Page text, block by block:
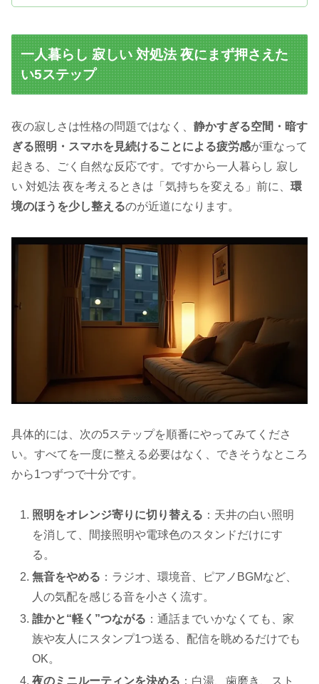
一人暮らし 寂しい 対処法 夜にまず押さえた
い5ステップ
夜の寂しさは性格の問題ではなく、 静かすぎる空間・暗す
ぎる照明・スマホを見続けることによる疲労感が重なって
起きる、ごく自然な反応です。ですから一人暮らし 寂し
い 対処法 夜を考えるときは「気持ちを変える」前に、 環
境のほうを少し整えるのが近道になります。
具体的には、次の5ステップを順番にやってみてくださ
い。すべてを一度に整える必要はなく、できそうなところ
から1つずつで十分です。
照明をオレンジ寄りに切り替える ：天井の白い照明
を消して、間接照明や電球色のスタンドだけにす
る。
無音をやめる ：ラジオ、環境音、ピアノBGMなど、
人の気配を感じる音を小さく流す。
誰かと“軽く”つながる ：通話までいかなくても、家
族や友人にスタンプ1つ送る、配信を眺めるだけでも
OK。
夜のミニルーティンを決める ：白湯、歯磨き、スト